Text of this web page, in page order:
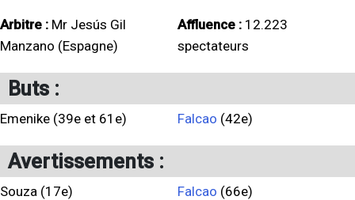
Arbitre : Mr Jesús Gil
Manzano (Espagne)
Affluence : 12.223
spectateurs
Buts :
Emenike (39e et 61e) Falcao (42e)
Avertissements :
Souza (17e)
Falcao (66e)